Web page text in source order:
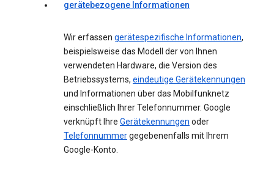
gerätebezogene Informationen
Wir erfassen gerätespezifische Informationen,
beispielsweise das Modell der von Ihnen
verwendeten Hardware, die Version des
Betriebssystems, eindeutige Gerätekennungen
und Informationen über das Mobilfunknetz
einschließlich Ihrer Telefonnummer. Google
verknüpft Ihre Gerätekennungen oder
Telefonnummergegebenenfalls mit Ihrem
Google-Konto.